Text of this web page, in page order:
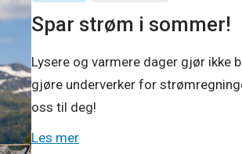
Spar strøm i sommer!
Lysere og varmere dager gjør ikke
gjøre underverker for
oss til deg!
Les mer